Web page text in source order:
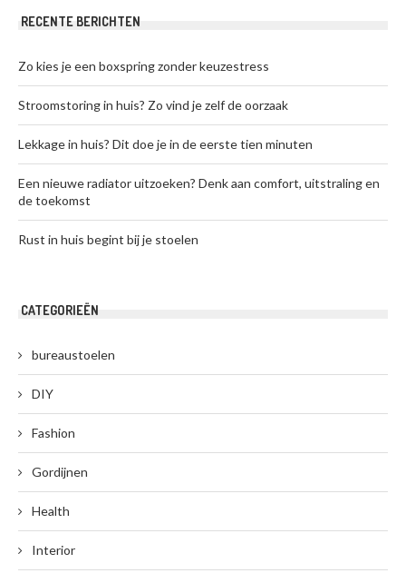
RECENTE BERICHTEN
Zo kies je een boxspring zonder keuzestress
Stroomstoring in huis? Zo vind je zelf de oorzaak
Lekkage in huis? Dit doe je in de eerste tien minuten
Een nieuwe radiator uitzoeken? Denk aan comfort, uitstraling en
de toekomst
Rust in huis begint bij je stoelen
CATEGORIEËN
bureaustoelen
DIY
Fashion
Gordijnen
Health
Interior